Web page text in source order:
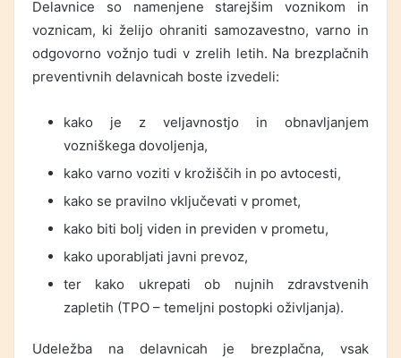
Delavnice so namenjene starejšim voznikom in
voznicam, ki želijo ohraniti samozavestno, varno in
odgovorno vožnjo tudi v zrelih letih. Na brezplačnih
preventivnih delavnicah boste izvedeli:
kako je z veljavnostjo in obnavljanjem
vozniškega dovoljenja,
kako varno voziti v krožiščih in po avtocesti,
kako se pravilno vključevati v promet,
kako biti bolj viden in previden v prometu,
kako uporabljati javni prevoz,
ter kako ukrepati ob nujnih zdravstvenih
zapletih (TPO – temeljni postopki oživljanja).
Udeležba na delavnicah je brezplačna, vsak